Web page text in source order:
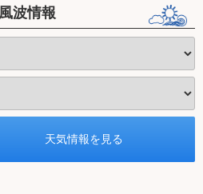
波情報